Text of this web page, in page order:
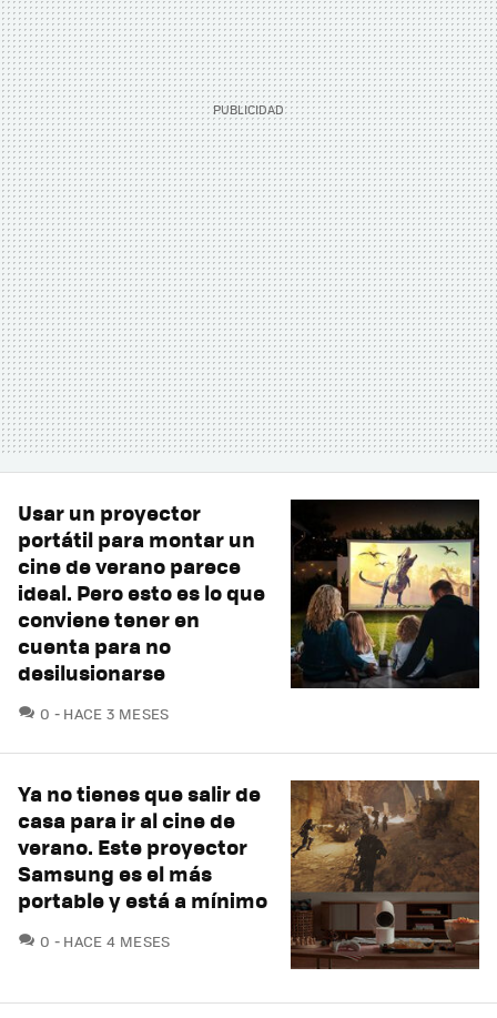
Usar un proyector
portátil para montar un
cine de verano parece
ideal. Pero esto es lo que
conviene tener en
cuenta para no
desilusionarse
0 COMENTARIOS
HACE 3 MESES
Ya no tienes que salir de
casa para ir al cine de
verano. Este proyector
Samsung es el más
portable y está a mínimo
0 COMENTARIOS
HACE 4 MESES